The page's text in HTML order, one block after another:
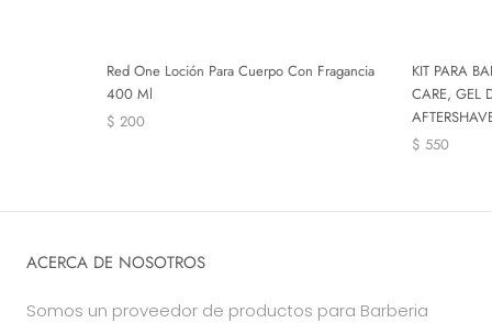
Red One Loción Para Cuerpo Con Fragancia
400 Ml
$ 200
KIT PARA
CARE, GEL
$ 550
ACERCA DE NOSOTROS
Somos un proveedor de productos para Barberia